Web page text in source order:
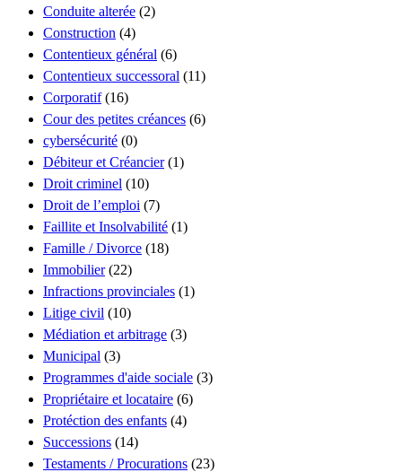
Conduite alterée (2)
Construction (4)
Contentieux général (6)
Contentieux successoral (11)
Corporatif(16)
Cour des petites créances (6)
cybersécurité (0)
Débiteur et Créancier(1)
Droit criminel (10)
Droit de l’emploi (7)
Faillite et Insolvabilité (1)
Famille / Divorce (18)
Immobilier(22)
Infractions provinciales (1)
Litige civil (10)
Médiation et arbitrage (3)
Municipal (3)
Programmes d'aide sociale (3)
Propriétaire et locataire (6)
Protéction des enfants (4)
Successions (14)
Testaments / Procurations (23)